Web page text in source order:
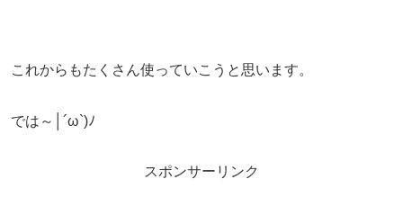
これからもたくさん使っていこうと思います。
では～│´ω`)ﾉ
スポンサーリンク